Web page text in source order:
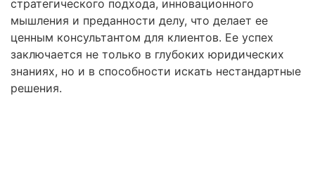
стратегического подхода, инновационного
мышления и преданности делу, что делает ее
ценным консультантом для клиентов. Ее успех
заключается не только в глубоких юридических
знаниях, но и в способности искать нестандартные
решения.